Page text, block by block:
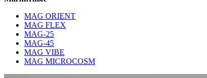
MAG ORIENT
MAG FLEX
MAG-25
MAG-45
MAG VIBE
MAG MICROCOSM